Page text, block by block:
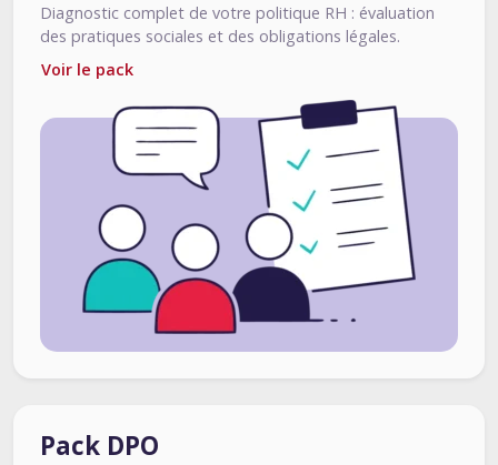
Diagnostic complet de votre politique RH : évaluation
des pratiques sociales et des obligations légales.
Voir le pack
Pack DPO